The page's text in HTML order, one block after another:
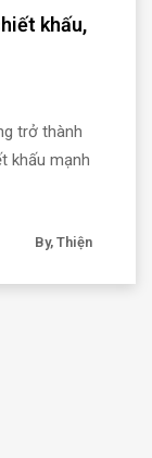
khấu,
trở thành
khấu mạnh
By, Thiện